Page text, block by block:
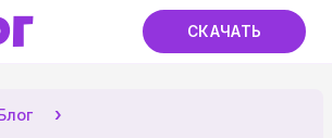
СКАЧАТЬ